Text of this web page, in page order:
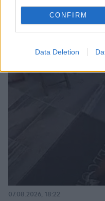
CONFIRM
Data Deletion
07.08.2026, 18:22